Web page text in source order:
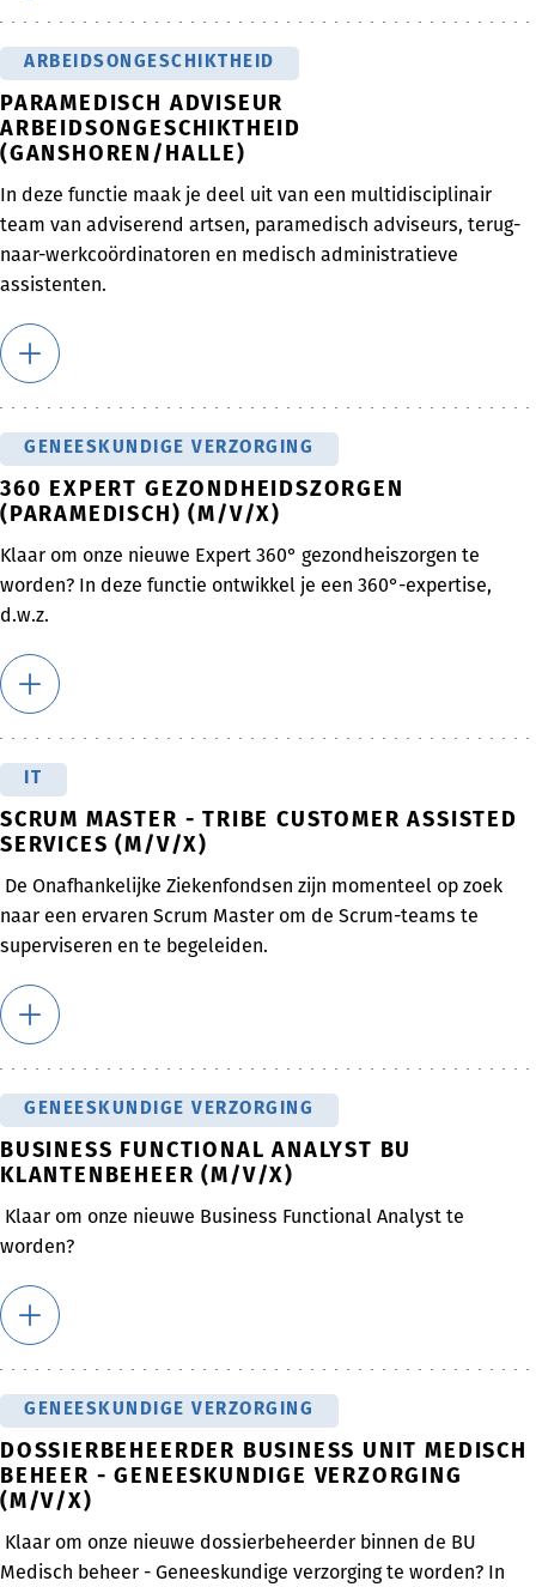
ARBEIDSONGESCHIKTHEID
PARAMEDISCH ADVISEUR
ARBEIDSONGESCHIKTHEID
(GANSHOREN/HALLE)
In deze functie maak je deel uit van een multidisciplinair
team van adviserend artsen, paramedisch adviseurs, terug-
naar-werkcoördinatoren en medisch administratieve
assistenten.
GENEESKUNDIGE VERZORGING
360 EXPERT GEZONDHEIDSZORGEN
(PARAMEDISCH) (M/V/X)
Klaar om onze nieuwe Expert 360° gezondheiszorgen te
worden? In deze functie ontwikkel je een 360°-expertise,
d.w.z.
SCRUM MASTER - TRIBE CUSTOMER ASSISTED
SERVICES (M/V/X)
De Onafhankelijke Ziekenfondsen zijn momenteel op zoek
naar een ervaren Scrum Master om de Scrum-teams te
superviseren en te begeleiden.
GENEESKUNDIGE VERZORGING
BUSINESS FUNCTIONAL ANALYST BU
KLANTENBEHEER (M/V/X)
Klaar om onze nieuwe Business Functional Analyst te
worden?
GENEESKUNDIGE VERZORGING
DOSSIERBEHEERDER BUSINESS UNIT MEDISCH
BEHEER - GENEESKUNDIGE VERZORGING
(M/V/X)
Klaar om onze nieuwe dossierbeheerder binnen de BU
Medisch beheer - Geneeskundige verzorging te worden? In